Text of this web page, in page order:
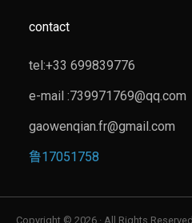
contact
tel:+33 699839776
e-mail :739971769@qq.com
gaowenqian.fr@gmail.com
鲁17051758
Copyright © 2026 · All Rights